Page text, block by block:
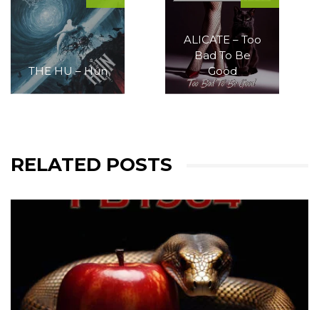
THE HU – Hun
ALICATE – Too
Bad To Be
Good
RELATED POSTS